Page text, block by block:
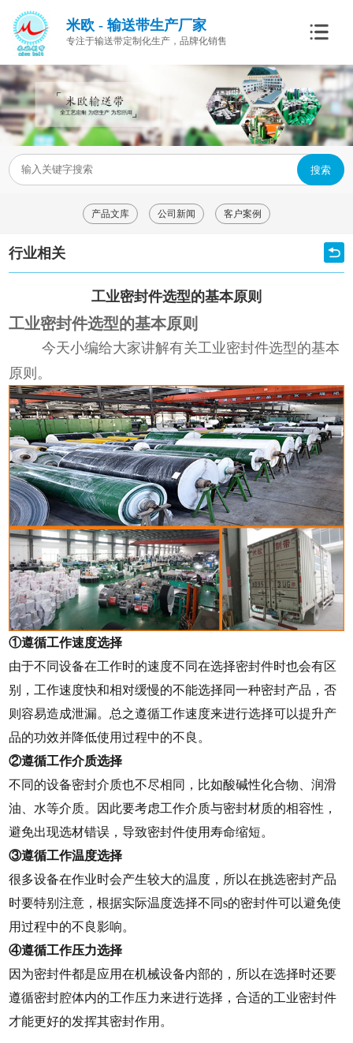
米欧 - 输送带生产厂家
专注于输送带定制化生产，品牌化销售
搜索
产品文库 公司新闻 客户案例
行业相关
工业密封件选型的基本原则
工业密封件选型的基本原则
今天小编给大家讲解有关工业密封件选型的基本
原则。
①遵循工作速度选择
由于不同设备在工作时的速度不同在选择密封件时也会有区
别，工作速度快和相对缓慢的不能选择同一种密封产品，否
则容易造成泄漏。总之遵循工作速度来进行选择可以提升产
品的功效并降低使用过程中的不良。
②遵循工作介质选择
不同的设备密封介质也不尽相同，比如酸碱性化合物、润滑
油、水等介质。因此要考虑工作介质与密封材质的相容性，
避免出现选材错误，导致密封件使用寿命缩短。
③遵循工作温度选择
很多设备在作业时会产生较大的温度，所以在挑选密封产品
时要特别注意，根据实际温度选择不同s的密封件可以避免使
用过程中的不良影响。
④遵循工作压力选择
因为密封件都是应用在机械设备内部的，所以在选择时还要
遵循密封腔体内的工作压力来进行选择，合适的工业密封件
才能更好的发挥其密封作用。